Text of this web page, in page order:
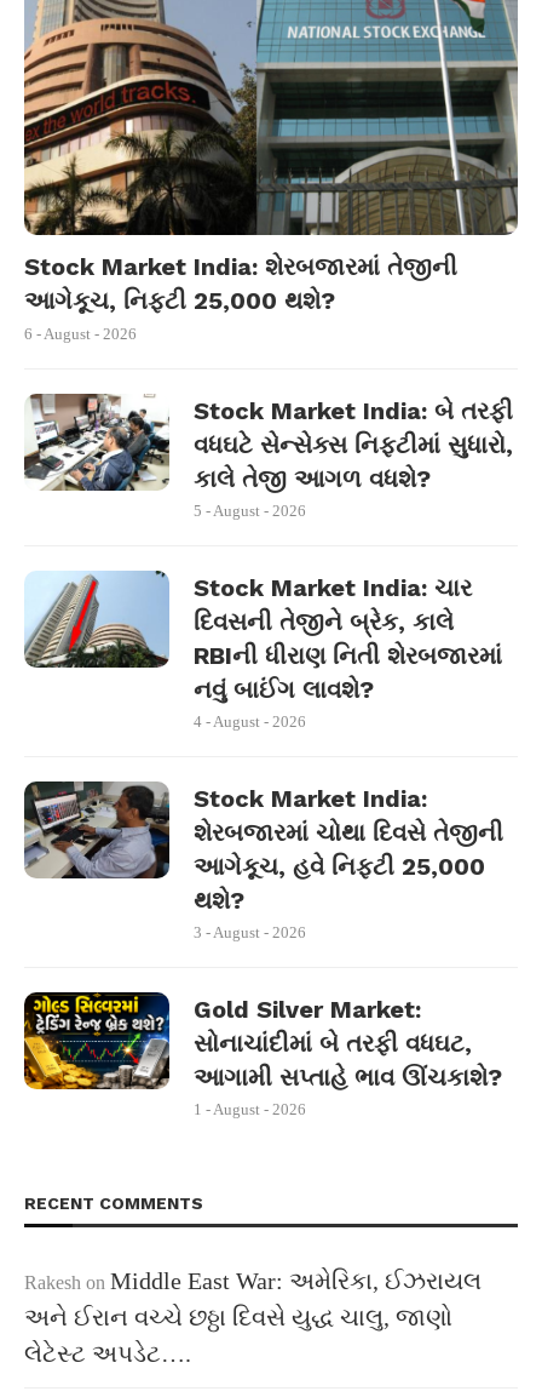
Stock Market India: શેરબજારમાં તેજીની
આગેકૂચ, નિફ્ટી 25,000 થશે?
6 - August - 2026
Stock Market India: બે તરફી
વધઘટે સેન્સેક્સ નિફ્ટીમાં સુધારો,
કાલે તેજી આગળ વધશે?
5 - August - 2026
Stock Market India: ચાર
દિવસની તેજીને બ્રેક, કાલે
RBIની ધીરાણ નિતી શેરબજારમાં
નવું બાઈંગ લાવશે?
4 - August - 2026
Stock Market India:
શેરબજારમાં ચોથા દિવસે તેજીની
આગેકૂચ, હવે નિફ્ટી 25,000
થશે?
3 - August - 2026
Gold Silver Market:
સોનાચાંદીમાં બે તરફી વધઘટ,
આગામી સપ્તાહે ભાવ ઊંચકાશે?
1 - August - 2026
RECENT COMMENTS
Rakesh on Middle East War: અમેરિકા, ઈઝરાયલ
અને ઈરાન વચ્ચે છઠ્ઠા દિવસે યુદ્ધ ચાલુ, જાણો
લેટેસ્ટ અપડેટ….